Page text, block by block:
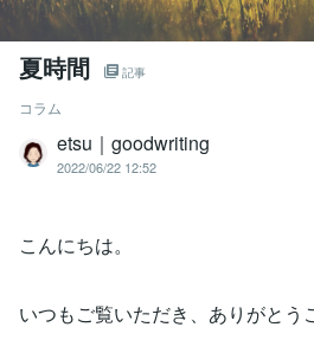
夏時間 記事
コラム
etsu｜goodwriting
2022/06/22 12:52
こんにちは。
いつもご覧いただき、ありがとう